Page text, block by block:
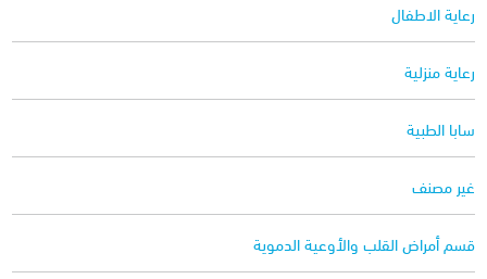
رعاية الاطفال
رعاية منزلية
سابا الطبية
غير مصنف
قسم أمراض القلب والأوعية الدموية